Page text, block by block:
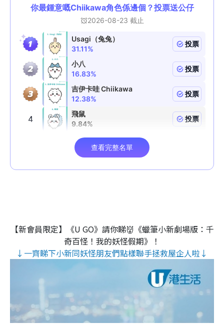
【新會員限定】《U GO》請你睇👹《蠟筆小新劇場版：千
奇百怪！我的妖怪假期》！
↓一齊睇下小新同妖怪朋友們點樣聯手拯救屋企人啦↓